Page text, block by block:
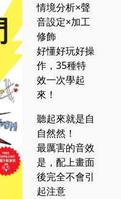
情境分析×聲
音設定×加工
修飾
好懂好玩好操
作，35種特
效一次學起
來！
聽起來就是自
自然然！
最厲害的音效
是，配上畫面
後完全不會引
起注意